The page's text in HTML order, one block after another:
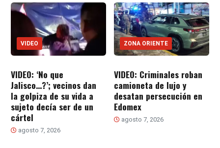
VIDEO
VIDEO: ‘No que
Jalisco…?’; vecinos dan
la golpiza de su vida a
sujeto decía ser de un
cártel
agosto 7, 2026
ZONA ORIENTE
VIDEO: Criminales roban
camioneta de lujo y
desatan persecución en
Edomex
agosto 7, 2026